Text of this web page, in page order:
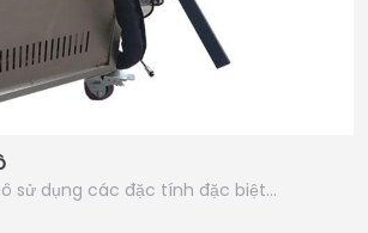
sử dụng các đặc tính đặc biệt…